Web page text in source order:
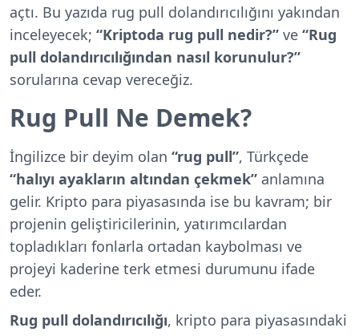
açtı. Bu yazıda rug pull dolandırıcılığını yakından
inceleyecek; “Kriptoda rug pull nedir?” ve “Rug
pull dolandırıcılığından nasıl korunulur?”
sorularına cevap vereceğiz.
Rug Pull Ne Demek?
İngilizce bir deyim olan “rug pull”, Türkçede
“halıyı ayakların altından çekmek” anlamına
gelir. Kripto para piyasasında ise bu kavram; bir
projenin geliştiricilerinin, yatırımcılardan
topladıkları fonlarla ortadan kaybolması ve
projeyi kaderine terk etmesi durumunu ifade
eder.
Rug pull dolandırıcılığı, kripto para piyasasındaki